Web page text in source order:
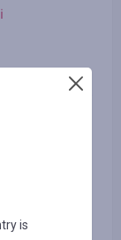
техники;
техники;
кешбек не
is